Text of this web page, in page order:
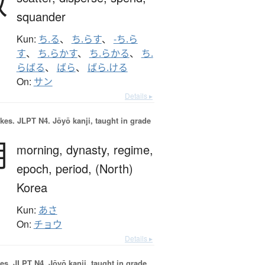
squander
Kun: ち.る、 ち.らす、 -ち.ら
す、 ち.らかす、 ち.らかる、 ち.
らばる、 ばら、 ばら.ける
On: サン
Details ▸
JLPT N4. Jōyō kanji, taught in grade
morning, dynasty, regime,
epoch, period, (North)
Korea
Kun: あさ
On: チョウ
Details ▸